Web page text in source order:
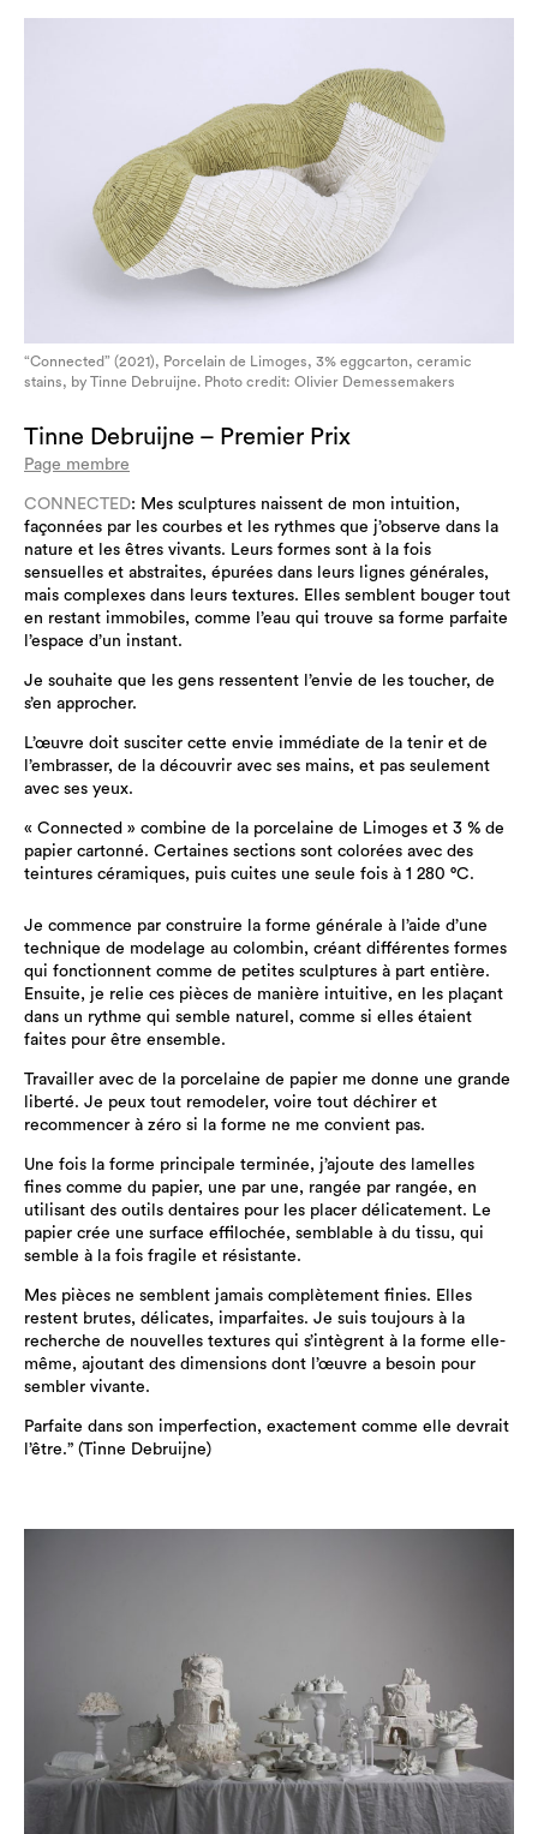
“Connected” (2021), Porcelain de Limoges, 3% eggcarton, ceramic
stains, by Tinne Debruijne. Photo credit: Olivier Demessemakers
Tinne Debruijne – Premier Prix
Page membre
CONNECTED: Mes sculptures naissent de mon intuition,
façonnées par les courbes et les rythmes que j’observe dans la
nature et les êtres vivants. Leurs formes sont à la fois
sensuelles et abstraites, épurées dans leurs lignes générales,
mais complexes dans leurs textures. Elles semblent bouger tout
en restant immobiles, comme l’eau qui trouve sa forme parfaite
l’espace d’un instant.
Je souhaite que les gens ressentent l’envie de les toucher, de
s’en approcher.
L’œuvre doit susciter cette envie immédiate de la tenir et de
l’embrasser, de la découvrir avec ses mains, et pas seulement
avec ses yeux.
« Connected » combine de la porcelaine de Limoges et 3 % de
papier cartonné. Certaines sections sont colorées avec des
teintures céramiques, puis cuites une seule fois à 1 280 °C.
Je commence par construire la forme générale à l’aide d’une
technique de modelage au colombin, créant différentes formes
qui fonctionnent comme de petites sculptures à part entière.
Ensuite, je relie ces pièces de manière intuitive, en les plaçant
dans un rythme qui semble naturel, comme si elles étaient
faites pour être ensemble.
Travailler avec de la porcelaine de papier me donne une grande
liberté. Je peux tout remodeler, voire tout déchirer et
recommencer à zéro si la forme ne me convient pas.
Une fois la forme principale terminée, j’ajoute des lamelles
fines comme du papier, une par une, rangée par rangée, en
utilisant des outils dentaires pour les placer délicatement. Le
papier crée une surface effilochée, semblable à du tissu, qui
semble à la fois fragile et résistante.
Mes pièces ne semblent jamais complètement finies. Elles
restent brutes, délicates, imparfaites. Je suis toujours à la
recherche de nouvelles textures qui s’intègrent à la forme elle-
même, ajoutant des dimensions dont l’œuvre a besoin pour
sembler vivante.
Parfaite dans son imperfection, exactement comme elle devrait
l’être.” (Tinne Debruijne)